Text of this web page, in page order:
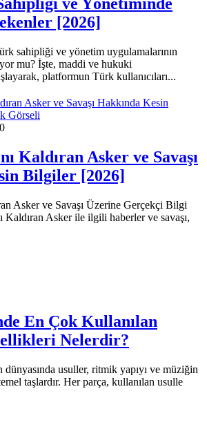
[2026]
sahipliği ve yönetim uygulamalarının
mu? İşte, maddi ve hukuki
platformun Türk kullanıcıları...
0
Kaldıran Asker ve Savaşı
Bilgiler [2026]
Asker ve Savaşı Üzerine Gerçekçi Bilgi
Kaldıran Asker ile ilgili haberler ve savaşı,
En Çok Kullanılan
Nelerdir?
usuller, ritmik yapıyı ve müziğin
taşlardır. Her parça, kullanılan usulle